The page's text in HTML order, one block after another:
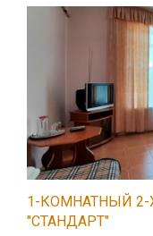
1-КОМНАТНЫЙ
"СТАНДАРТ"